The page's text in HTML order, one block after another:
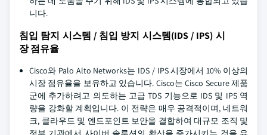
니다.
침입 탐지 시스템 / 침입 방지 시스템(IDS / IPS) 시
장 점유율
Cisco와 Palo Alto Networks는 IDS / IPS 시장에서 10% 이상의
시장 점유율을 보유하고 있습니다. Cisco는 Cisco Secure 제품
군에 추가하려고 의도하는 고급 TDS 기능으로 IDS 및 IPS 역
량을 강화할 계획입니다. 이 전략은 매우 공격적이며, 네트워
크, 클라우드 및 엔드포인트 보안을 결합하여 대규모 조직 및